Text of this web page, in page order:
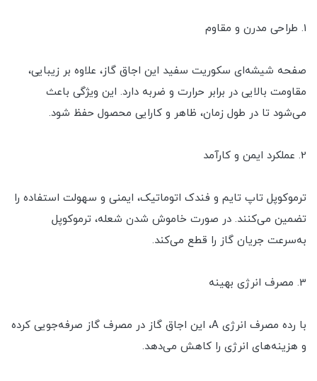
1. طراحی مدرن و مقاوم
صفحه شیشه‌ای سکوریت سفید این اجاق گاز، علاوه بر زیبایی،
مقاومت بالایی در برابر حرارت و ضربه دارد. این ویژگی باعث
می‌شود تا در طول زمان، ظاهر و کارایی محصول حفظ شود.
2. عملکرد ایمن و کارآمد
ترموکوپل تاپ تایم و فندک اتوماتیک، ایمنی و سهولت استفاده را
تضمین می‌کنند. در صورت خاموش شدن شعله، ترموکوپل
به‌سرعت جریان گاز را قطع می‌کند.
3. مصرف انرژی بهینه
با رده مصرف انرژی A، این اجاق گاز در مصرف گاز صرفه‌جویی کرده
و هزینه‌های انرژی را کاهش می‌دهد.